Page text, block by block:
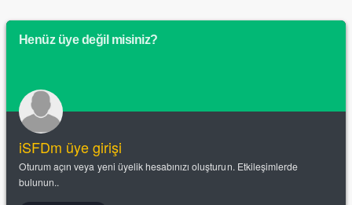
Henüz üye değil misiniz?
iSFDm üye girişi
Oturum açın veya yeni üyelik hesabınızı oluşturun. Etkileşimlerde
bulunun..